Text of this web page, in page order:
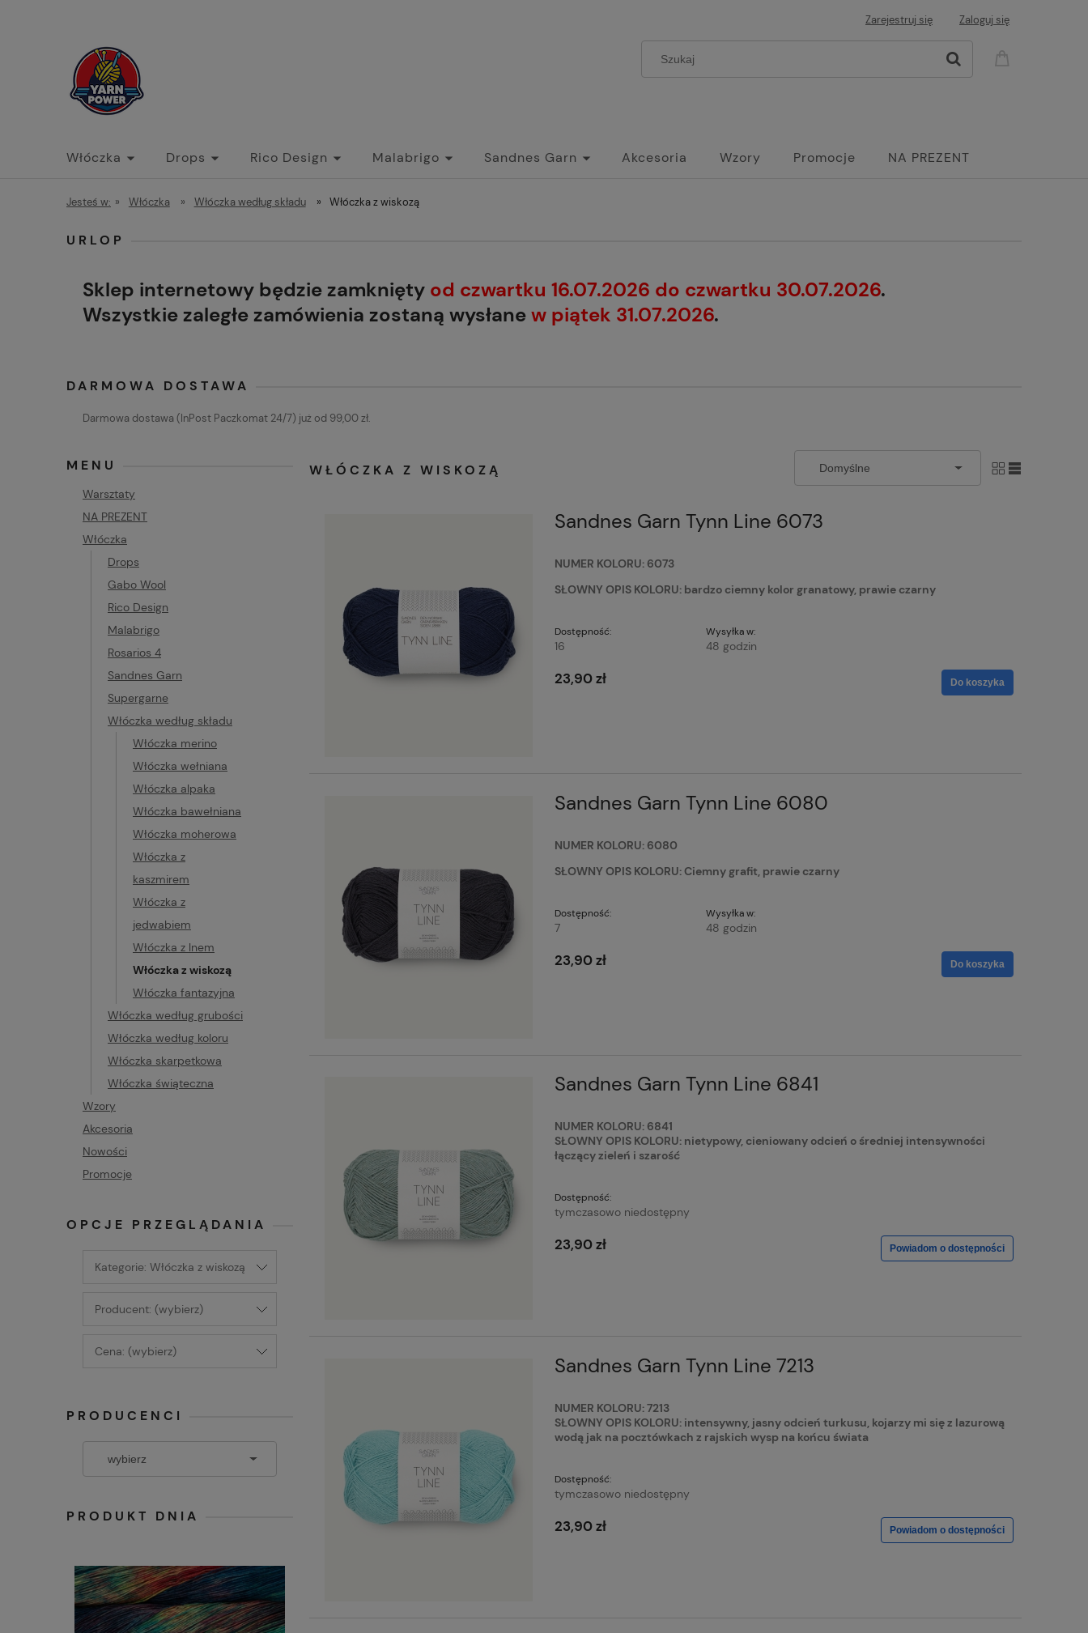
Zarejestruj się Zaloguj się
Włóczka Drops Rico Design Malabrigo Sandnes Garn Akcesoria Wzory Promocje NA PREZENT
Jesteś w: » Włóczka » Włóczka według składu » Włóczka z wiskozą
URLOP
Sklep internetowy będzie zamknięty od czwartku 16.07.2026 do czwartku 30.07.2026.
Wszystkie zaległe zamówienia zostaną wysłanew piątek 31.07.2026.
DARMOWA DOSTAWA
Darmowa dostawa (InPost Paczkomat 24/7) już od 99,00 zł.
MENU
Warsztaty
NA PREZENT
Włóczka
Drops
Gabo Wool
Rico Design
Malabrigo
Rosarios 4
Sandnes Garn
Supergarne
Włóczka według składu
Włóczka merino
Włóczka wełniana
Włóczka alpaka
Włóczka bawełniana
Włóczka moherowa
Włóczka z
kaszmirem
Włóczka z
jedwabiem
Włóczka z lnem
Włóczka z wiskozą
Włóczka fantazyjna
Włóczka według grubości
Włóczka według koloru
Włóczka skarpetkowa
Włóczka świąteczna
Wzory
Akcesoria
Nowości
Promocje
OPCJE PRZEGLĄDANIA
Kategorie: Włóczka z wiskozą
Producent: (wybierz)
Cena: (wybierz)
PRODUCENCI
PRODUKT DNIA
WŁÓCZKA Z WISKOZĄ
Sandnes Garn Tynn Line 6073
NUMER KOLORU: 6073
SŁOWNY OPIS KOLORU: bardzo ciemny kolor granatowy, prawie czarny
Dostępność:
16
Wysyłka w:
48 godzin
23,90 zł Do koszyka
Sandnes Garn Tynn Line 6080
NUMER KOLORU: 6080
SŁOWNY OPIS KOLORU: Ciemny grafit, prawie czarny
Dostępność:
7
Wysyłka w:
48 godzin
23,90 zł Do koszyka
Sandnes Garn Tynn Line 6841
NUMER KOLORU: 6841
SŁOWNY OPIS KOLORU: nietypowy, cieniowany odcień o średniej intensywności
łączący zieleń i szarość
Dostępność:
tymczasowo niedostępny
23,90 zł Powiadom o dostępności
Sandnes Garn Tynn Line 7213
NUMER KOLORU: 7213
SŁOWNY OPIS KOLORU: intensywny, jasny odcień turkusu, kojarzy mi się z lazurową
wodą jak na pocztówkach z rajskich wysp na końcu świata
Dostępność:
tymczasowo niedostępny
23,90 zł Powiadom o dostępności